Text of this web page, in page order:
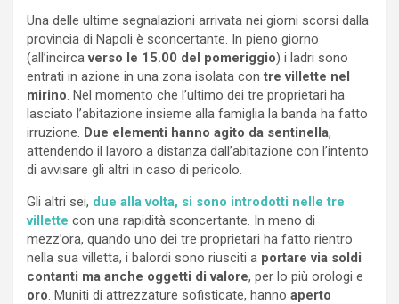
Una delle ultime segnalazioni arrivata nei giorni scorsi dalla
provincia di Napoli è sconcertante. In pieno giorno
(all’incircaverso le 15.00 del pomeriggio) i ladri sono
entrati in azione in una zona isolata con tre villette nel
mirino. Nel momento che l’ultimo dei tre proprietari ha
lasciato l’abitazione insieme alla famiglia la banda ha fatto
irruzione. Due elementi hanno agito da sentinella,
attendendo il lavoro a distanza dall’abitazione con l’intento
di avvisare gli altri in caso di pericolo.
Gli altri sei, due alla volta, si sono introdotti nelle tre
villette con una rapidità sconcertante. In meno di
mezz’ora, quando uno dei tre proprietari ha fatto rientro
nella sua villetta, i balordi sono riusciti a portare via soldi
contanti ma anche oggetti di valore, per lo più orologi e
oro. Muniti di attrezzature sofisticate, hanno aperto